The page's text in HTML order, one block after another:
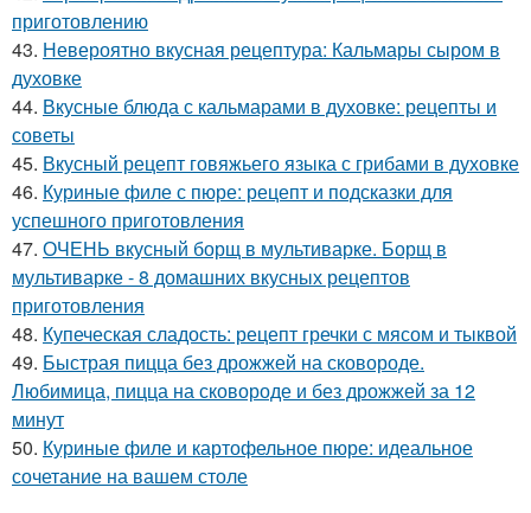
приготовлению
43. Невероятно вкусная рецептура: Кальмары сыром в
духовке
44. Вкусные блюда с кальмарами в духовке: рецепты и
советы
45. Вкусный рецепт говяжьего языка с грибами в духовке
46. Куриные филе с пюре: рецепт и подсказки для
успешного приготовления
47. ОЧЕНЬ вкусный борщ в мультиварке. Борщ в
мультиварке - 8 домашних вкусных рецептов
приготовления
48. Купеческая сладость: рецепт гречки с мясом и тыквой
49. Быстрая пицца без дрожжей на сковороде.
Любимица, пицца на сковороде и без дрожжей за 12
минут
50. Куриные филе и картофельное пюре: идеальное
сочетание на вашем столе